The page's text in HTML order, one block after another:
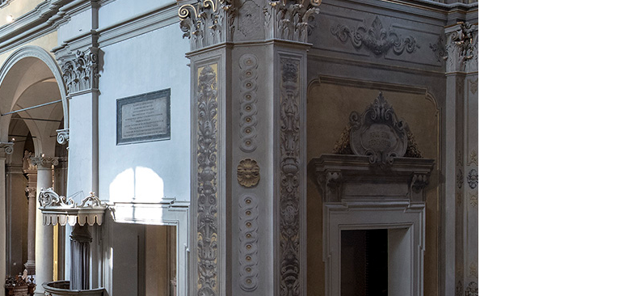
Sistema FASSACOLOUR PITTURE
SICURA G3
Idropittura decorativa ultra opaca ad elevata qualità per interni